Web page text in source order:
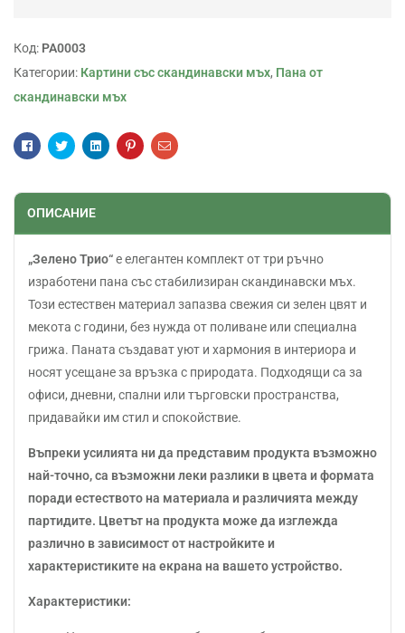
Код: PA0003
Категории: Картини със скандинавски мъх, Пана от
скандинавски мъх
FacebookTwitterLinkedinPinterestEmail
ОПИСАНИЕ
„Зелено Трио“е елегантен комплект от три ръчно
изработени пана със стабилизиран скандинавски мъх.
Този естествен материал запазва свежия си зелен цвят и
мекота с години, без нужда от поливане или специална
грижа. Пана­та създават уют и хармония в интериора и
носят усещане за връзка с природата. Подходящи са за
офиси, дневни, спални или търговски пространства,
придавайки им стил и спокойствие.
Въпреки усилията ни да представим продукта възможно
най-точно, са възможни леки разлики в цвета и формата
поради естеството на материала и различията между
партидите. Цветът на продукта може да изглежда
различно в зависимост от настройките и
характеристиките на екрана на вашето устройство.
Характеристики: